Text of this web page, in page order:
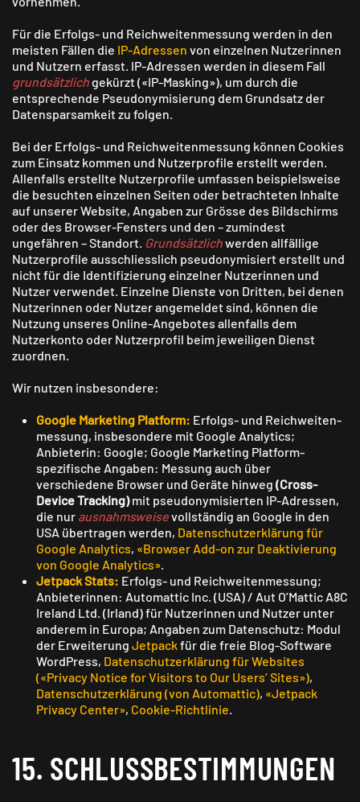
Für die Erfolgs- und Reichweiten­messung werden in den
meisten Fällen die IP-Adressen von einzelnen Nutzerinnen
und Nutzern erfasst. IP-Adressen werden in diesem Fall
grundsätzlichgekürzt («IP-Masking»), um durch die
entsprechende Pseudo­nymisierung dem Grundsatz der
Daten­sparsamkeit zu folgen.
Bei der Erfolgs- und Reichweiten­messung können Cookies
zum Einsatz kommen und Nutzer­profile erstellt werden.
Allenfalls erstellte Nutzer­profile umfassen beispiels­weise
die besuchten einzelnen Seiten oder betrachteten Inhalte
auf unserer Website, Angaben zur Grösse des Bild­schirms
oder des Browser-Fensters und den – zumindest
ungefähren – Standort. Grundsätzlichwerden allfällige
Nutzer­profile ausschliesslich pseudo­nymisiert erstellt und
nicht für die Identi­fizierung einzelner Nutzerinnen und
Nutzer verwendet. Einzelne Dienste von Dritten, bei denen
Nutzerinnen oder Nutzer angemeldet sind, können die
Nutzung unseres Online-Angebotes allenfalls dem
Nutzerkonto oder Nutzerprofil beim jeweiligen Dienst
zuordnen.
Wir nutzen insbesondere:
Google Marketing Platform: Erfolgs- und Reich­weiten­
messung, insbesondere mit Google Analytics;
Anbieterin: Google; Google Marketing Platform-
spezifische Angaben: Messung auch über
verschiedene Browser und Geräte hinweg (Cross-
Device Tracking)mit pseudonymisierten IP-Adressen,
die nur ausnahmsweisevollständig an Google in den
USA übertragen werden, Daten­schutz­erklärung für
Google Analytics, «Browser Add-on zur Deaktivierung
von Google Analytics»
Jetpack Stats: Erfolgs- und Reichweitenmessung;
Anbieterinnen: Automattic Inc. (USA) / Aut O’Mattic A8C
Ireland Ltd. (Irland) für Nutzerinnen und Nutzer unter
anderem in Europa; Angaben zum Datenschutz: Modul
der Erweiterung Jetpackfür die freie Blog-Software
WordPress, Datenschutzerklärung für Websites
(«Privacy Notice for Visitors to Our Users’ Sites»),
Datenschutzerklärung (von Automattic), «Jetpack
Privacy Center», Cookie-Richtlinie
15. SCHLUSS­BESTIMMUNGEN